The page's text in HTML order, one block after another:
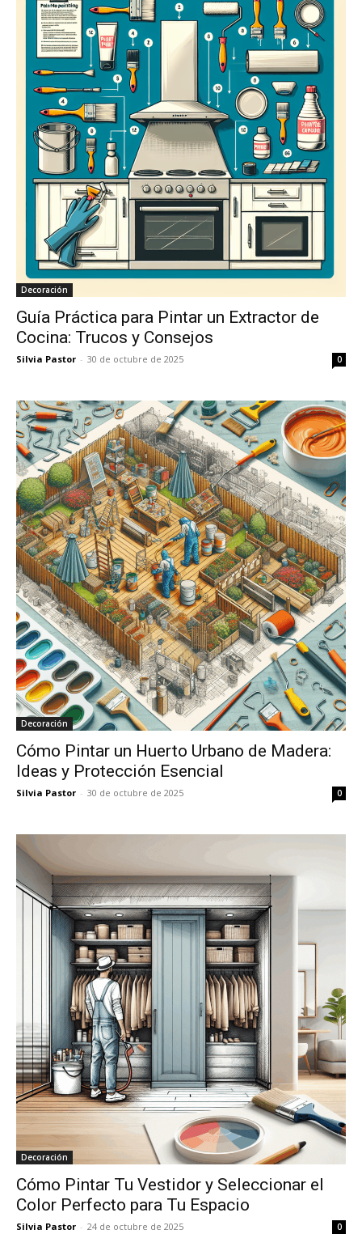
Decoración
Guía Práctica para Pintar un Extractor de
Cocina: Trucos y Consejos
Silvia Pastor - 30 de octubre de 2025 0
Decoración
Cómo Pintar un Huerto Urbano de Madera:
Ideas y Protección Esencial
Silvia Pastor - 30 de octubre de 2025 0
Decoración
Cómo Pintar Tu Vestidor y Seleccionar el
Color Perfecto para Tu Espacio
Silvia Pastor - 24 de octubre de 2025 0